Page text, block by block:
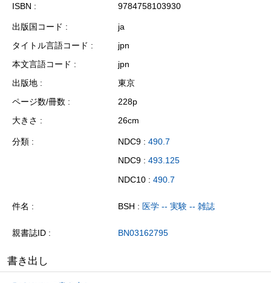
ISBN
9784758103930
出版国コード
ja
タイトル言語コード
jpn
本文言語コード
jpn
出版地
東京
ページ数/冊数
228p
大きさ
26cm
分類 NDC9 : 490.7
NDC9 : 493.125
NDC10 : 490.7
件名 BSH : 医学 -- 実験 -- 雑誌
親書誌ID BN03162795
書き出し